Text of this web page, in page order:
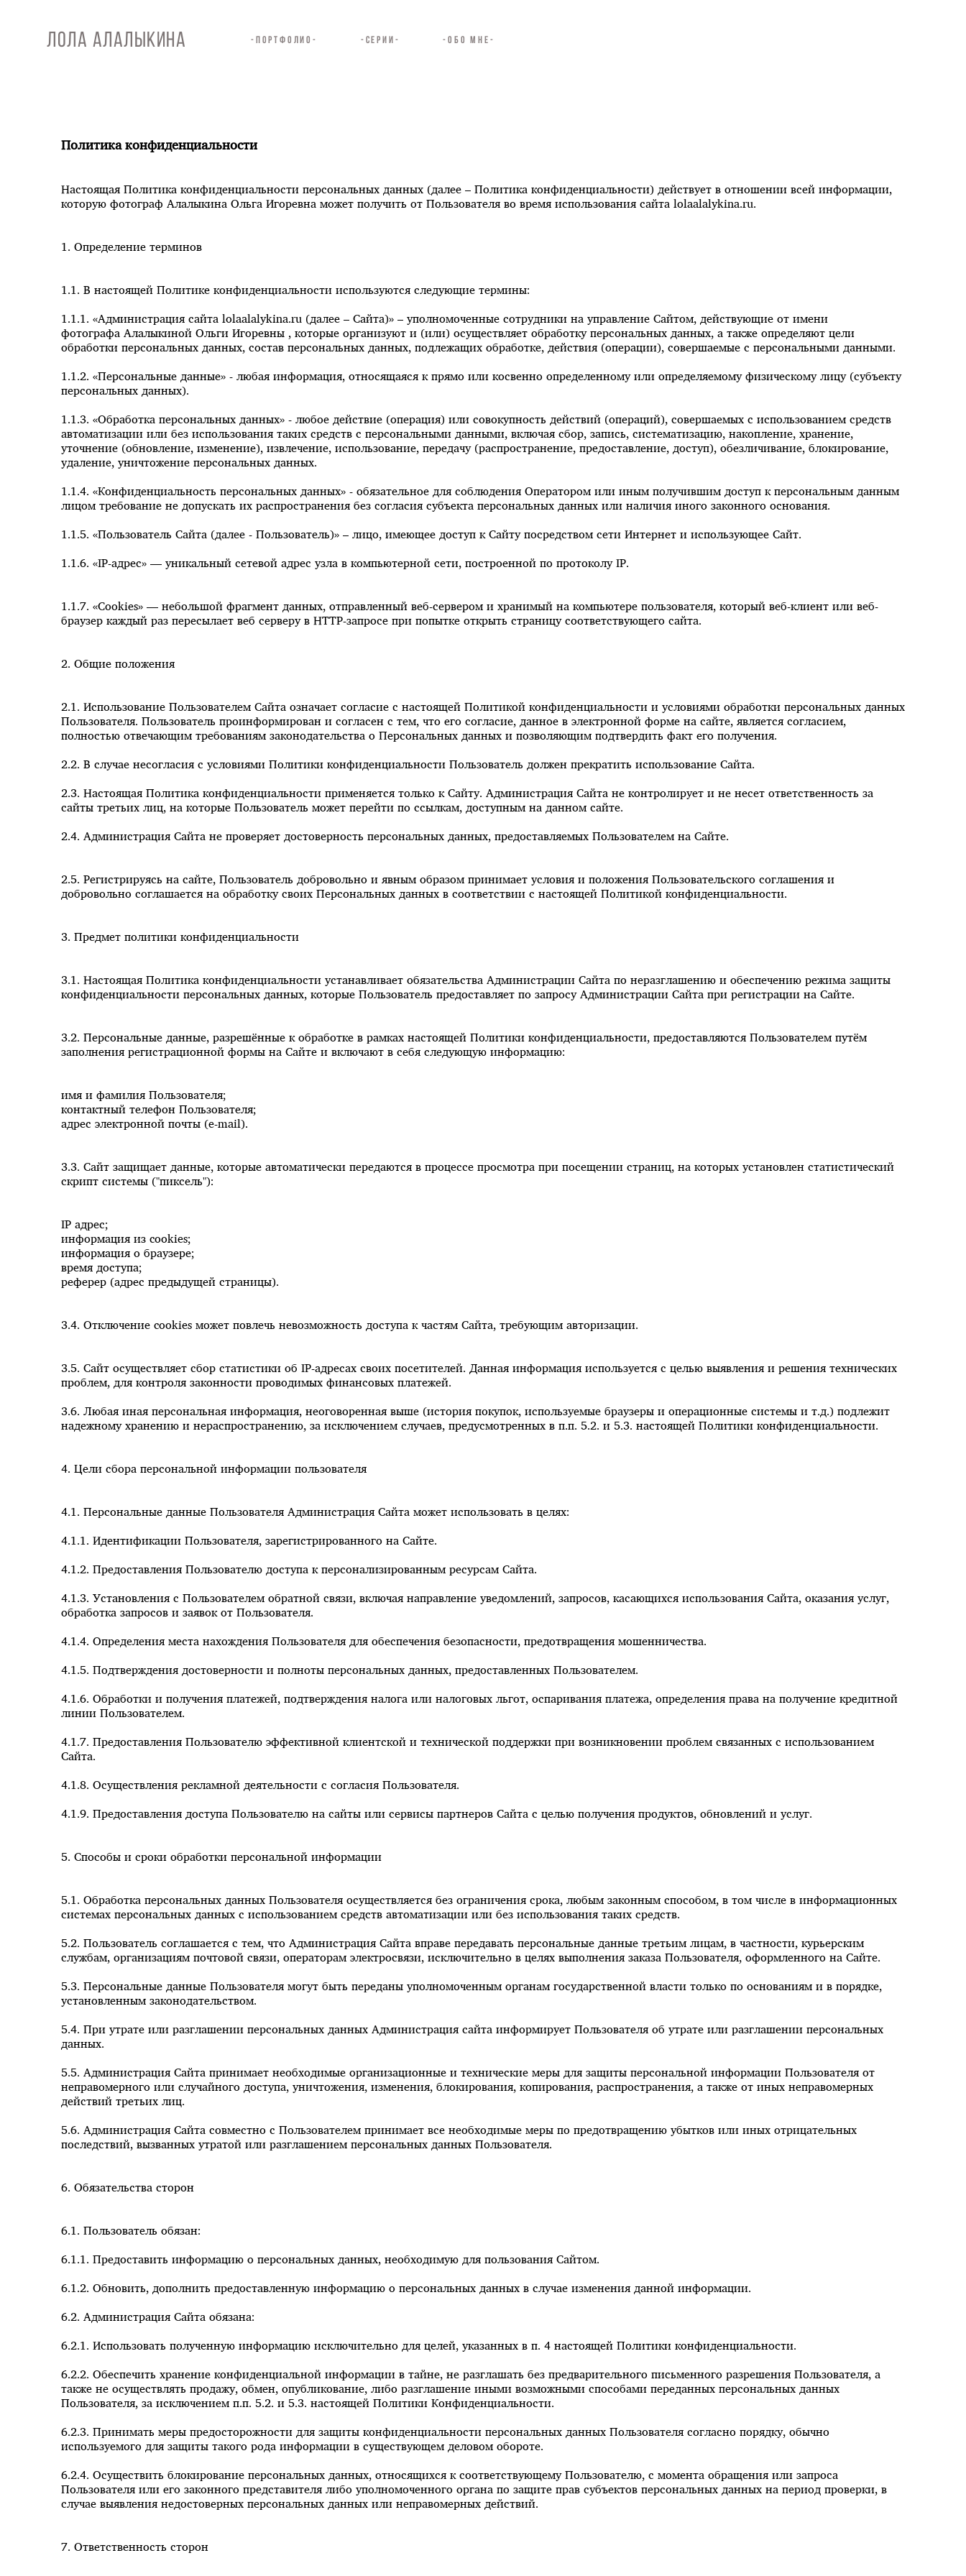
ЛОЛА АЛАЛЫКИНА -ПОРТФОЛИО- -СЕРИИ- -ОБО МНЕ-
Политика конфиденциальности
Настоящая Политика конфиденциальности персональных данных (далее – Политика конфиденциальности) действует в отношении всей информации,
которую фотограф Алалыкина Ольга Игоревна может получить от Пользователя во время использования сайта lolaalalykina.ru.
1. Определение терминов
1.1. В настоящей Политике конфиденциальности используются следующие термины:
1.1.1. «Администрация сайта lolaalalykina.ru (далее – Сайта)» – уполномоченные сотрудники на управление Сайтом, действующие от имени
фотографа Алалыкиной Ольги Игоревны , которые организуют и (или) осуществляет обработку персональных данных, а также определяют цели
обработки персональных данных, состав персональных данных, подлежащих обработке, действия (операции), совершаемые с персональными данными.
1.1.2. «Персональные данные» - любая информация, относящаяся к прямо или косвенно определенному или определяемому физическому лицу (субъекту
персональных данных).
1.1.3. «Обработка персональных данных» - любое действие (операция) или совокупность действий (операций), совершаемых с использованием средств
автоматизации или без использования таких средств с персональными данными, включая сбор, запись, систематизацию, накопление, хранение,
уточнение (обновление, изменение), извлечение, использование, передачу (распространение, предоставление, доступ), обезличивание, блокирование,
удаление, уничтожение персональных данных.
1.1.4. «Конфиденциальность персональных данных» - обязательное для соблюдения Оператором или иным получившим доступ к персональным данным
лицом требование не допускать их распространения без согласия субъекта персональных данных или наличия иного законного основания.
1.1.5. «Пользователь Сайта (далее ‑ Пользователь)» – лицо, имеющее доступ к Сайту посредством сети Интернет и использующее Сайт.
1.1.6. «IP-адрес» — уникальный сетевой адрес узла в компьютерной сети, построенной по протоколу IP.
1.1.7. «Cookies» — небольшой фрагмент данных, отправленный веб-сервером и хранимый на компьютере пользователя, который веб-клиент или веб-
браузер каждый раз пересылает веб серверу в HTTP-запросе при попытке открыть страницу соответствующего сайта.
2. Общие положения
2.1. Использование Пользователем Сайта означает согласие с настоящей Политикой конфиденциальности и условиями обработки персональных данных
Пользователя. Пользователь проинформирован и согласен с тем, что его согласие, данное в электронной форме на сайте, является согласием,
полностью отвечающим требованиям законодательства о Персональных данных и позволяющим подтвердить факт его получения.
2.2. В случае несогласия с условиями Политики конфиденциальности Пользователь должен прекратить использование Сайта.
2.3. Настоящая Политика конфиденциальности применяется только к Сайту. Администрация Сайта не контролирует и не несет ответственность за
сайты третьих лиц, на которые Пользователь может перейти по ссылкам, доступным на данном сайте.
2.4. Администрация Сайта не проверяет достоверность персональных данных, предоставляемых Пользователем на Сайте.
2.5. Регистрируясь на сайте, Пользователь добровольно и явным образом принимает условия и положения Пользовательского соглашения и
добровольно соглашается на обработку своих Персональных данных в соответствии с настоящей Политикой конфиденциальности.
3. Предмет политики конфиденциальности
3.1. Настоящая Политика конфиденциальности устанавливает обязательства Администрации Сайта по неразглашению и обеспечению режима защиты
конфиденциальности персональных данных, которые Пользователь предоставляет по запросу Администрации Сайта при регистрации на Сайте.
3.2. Персональные данные, разрешённые к обработке в рамках настоящей Политики конфиденциальности, предоставляются Пользователем путём
заполнения регистрационной формы на Сайте и включают в себя следующую информацию:
имя и фамилия Пользователя;
контактный телефон Пользователя;
адрес электронной почты (e-mail).
3.3. Сайт защищает данные, которые автоматически передаются в процессе просмотра при посещении страниц, на которых установлен статистический
скрипт системы ("пиксель"):
IP адрес;
информация из cookies;
информация о браузере;
время доступа;
реферер (адрес предыдущей страницы).
3.4. Отключение cookies может повлечь невозможность доступа к частям Сайта, требующим авторизации.
3.5. Сайт осуществляет сбор статистики об IP-адресах своих посетителей. Данная информация используется с целью выявления и решения технических
проблем, для контроля законности проводимых финансовых платежей.
3.6. Любая иная персональная информация, неоговоренная выше (история покупок, используемые браузеры и операционные системы и т.д.) подлежит
надежному хранению и нераспространению, за исключением случаев, предусмотренных в п.п. 5.2. и 5.3. настоящей Политики конфиденциальности.
4. Цели сбора персональной информации пользователя
4.1. Персональные данные Пользователя Администрация Сайта может использовать в целях:
4.1.1. Идентификации Пользователя, зарегистрированного на Сайте.
4.1.2. Предоставления Пользователю доступа к персонализированным ресурсам Сайта.
4.1.3. Установления с Пользователем обратной связи, включая направление уведомлений, запросов, касающихся использования Сайта, оказания услуг,
обработка запросов и заявок от Пользователя.
4.1.4. Определения места нахождения Пользователя для обеспечения безопасности, предотвращения мошенничества.
4.1.5. Подтверждения достоверности и полноты персональных данных, предоставленных Пользователем.
4.1.6. Обработки и получения платежей, подтверждения налога или налоговых льгот, оспаривания платежа, определения права на получение кредитной
линии Пользователем.
4.1.7. Предоставления Пользователю эффективной клиентской и технической поддержки при возникновении проблем связанных с использованием
Сайта.
4.1.8. Осуществления рекламной деятельности с согласия Пользователя.
4.1.9. Предоставления доступа Пользователю на сайты или сервисы партнеров Сайта с целью получения продуктов, обновлений и услуг.
5. Способы и сроки обработки персональной информации
5.1. Обработка персональных данных Пользователя осуществляется без ограничения срока, любым законным способом, в том числе в информационных
системах персональных данных с использованием средств автоматизации или без использования таких средств.
5.2. Пользователь соглашается с тем, что Администрация Сайта вправе передавать персональные данные третьим лицам, в частности, курьерским
службам, организациям почтовой связи, операторам электросвязи, исключительно в целях выполнения заказа Пользователя, оформленного на Сайте.
5.3. Персональные данные Пользователя могут быть переданы уполномоченным органам государственной власти только по основаниям и в порядке,
установленным законодательством.
5.4. При утрате или разглашении персональных данных Администрация сайта информирует Пользователя об утрате или разглашении персональных
данных.
5.5. Администрация Сайта принимает необходимые организационные и технические меры для защиты персональной информации Пользователя от
неправомерного или случайного доступа, уничтожения, изменения, блокирования, копирования, распространения, а также от иных неправомерных
действий третьих лиц.
5.6. Администрация Сайта совместно с Пользователем принимает все необходимые меры по предотвращению убытков или иных отрицательных
последствий, вызванных утратой или разглашением персональных данных Пользователя.
6. Обязательства сторон
6.1. Пользователь обязан:
6.1.1. Предоставить информацию о персональных данных, необходимую для пользования Сайтом.
6.1.2. Обновить, дополнить предоставленную информацию о персональных данных в случае изменения данной информации.
6.2. Администрация Сайта обязана:
6.2.1. Использовать полученную информацию исключительно для целей, указанных в п. 4 настоящей Политики конфиденциальности.
6.2.2. Обеспечить хранение конфиденциальной информации в тайне, не разглашать без предварительного письменного разрешения Пользователя, а
также не осуществлять продажу, обмен, опубликование, либо разглашение иными возможными способами переданных персональных данных
Пользователя, за исключением п.п. 5.2. и 5.3. настоящей Политики Конфиденциальности.
6.2.3. Принимать меры предосторожности для защиты конфиденциальности персональных данных Пользователя согласно порядку, обычно
используемого для защиты такого рода информации в существующем деловом обороте.
6.2.4. Осуществить блокирование персональных данных, относящихся к соответствующему Пользователю, с момента обращения или запроса
Пользователя или его законного представителя либо уполномоченного органа по защите прав субъектов персональных данных на период проверки, в
случае выявления недостоверных персональных данных или неправомерных действий.
7. Ответственность сторон